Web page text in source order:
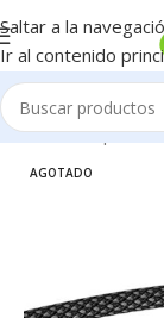
Saltar a la
Ir al contenido
Inicio/
AGOTADO